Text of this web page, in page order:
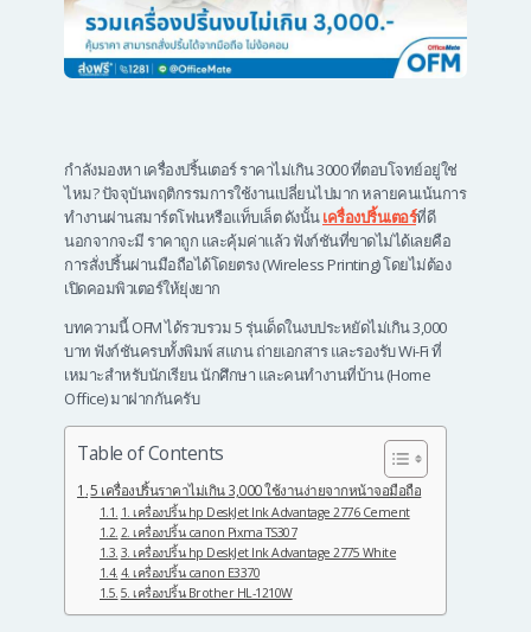
กำลังมองหา เครื่องปริ้นเตอร์ ราคาไม่เกิน 3000 ที่ตอบโจทย์อยู่ใช่
ไหม? ปัจจุบันพฤติกรรมการใช้งานเปลี่ยนไปมาก หลายคนเน้นการ
ทำงานผ่านสมาร์ตโฟนหรือแท็บเล็ต ดังนั้นเครื่องปริ้นเตอร์ที่ดี
นอกจากจะมี ราคาถูก และคุ้มค่าแล้ว ฟังก์ชันที่ขาดไม่ได้เลยคือ
การสั่งปริ้นผ่านมือถือได้โดยตรง (Wireless Printing) โดยไม่ต้อง
เปิดคอมพิวเตอร์ให้ยุ่งยาก
บทความนี้ OFM ได้รวบรวม 5 รุ่นเด็ดในงบประหยัดไม่เกิน 3,000
บาท ฟังก์ชันครบทั้งพิมพ์ สแกน ถ่ายเอกสาร และรองรับ Wi-Fi ที่
เหมาะสำหรับนักเรียน นักศึกษา และคนทำงานที่บ้าน (Home
Office) มาฝากกันครับ
Table of Contents
5 เครื่องปริ้นราคาไม่เกิน 3,000 ใช้งานง่ายจากหน้าจอมือถือ
1. เครื่องปริ้น hp DeskJet Ink Advantage 2776 Cement
2. เครื่องปริ้น canon Pixma TS307
3. เครื่องปริ้น hp DeskJet Ink Advantage 2775 White
4. เครื่องปริ้น canon E3370
5. เครื่องปริ้น Brother HL-1210W